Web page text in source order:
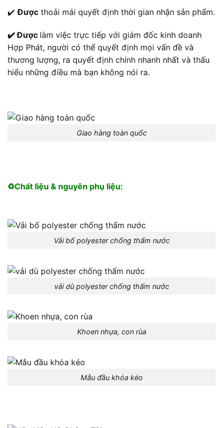
✔️Được thoải mái quyết định thời gian nhận sản phẩm.
✔️ Được làm việc trực tiếp với giám đốc kinh doanh
Hợp Phát, người có thể quyết định mọi vấn đề và
thương lượng, ra quyết định chính nhanh nhất và thấu
hiểu những điều mà bạn không nói ra.
Giao hàng toàn quốc
♻️Chất liệu & nguyên phụ liệu:
Vải bố polyester chống thấm nước
vải dù polyester chống thấm nước
Khoen nhựa, con rùa
Mẫu đầu khóa kéo